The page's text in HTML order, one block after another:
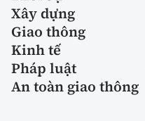
Xây dựng
Giao thông
Kinh tế
Pháp luật
An toàn giao thông